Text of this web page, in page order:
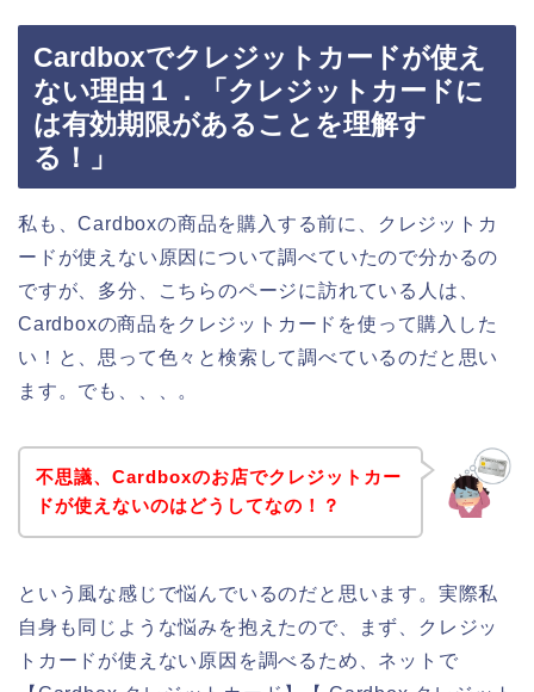
Cardboxでクレジットカードが使え
ない理由１．「クレジットカードに
は有効期限があることを理解す
る！」
私も、Cardboxの商品を購入する前に、クレジットカ
ードが使えない原因について調べていたので分かるの
ですが、多分、こちらのページに訪れている人は、
Cardboxの商品をクレジットカードを使って購入した
い！と、思って色々と検索して調べているのだと思い
ます。でも、、、。
不思議、Cardboxのお店でクレジットカー
ドが使えないのはどうしてなの！？
という風な感じで悩んでいるのだと思います。実際私
自身も同じような悩みを抱えたので、まず、クレジッ
トカードが使えない原因を調べるため、ネットで